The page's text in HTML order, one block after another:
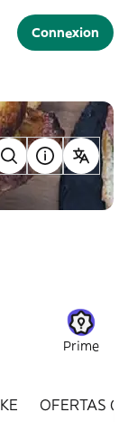
Connexion
Prime
OFERTAS